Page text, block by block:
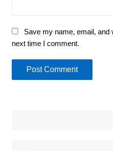
Save my name, email, and
next time I comment.